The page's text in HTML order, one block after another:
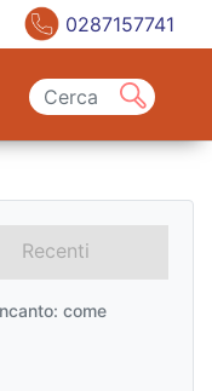
0287157741
Recenti